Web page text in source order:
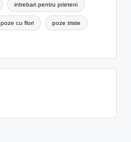
intrebari pentru prieteni
poze cu flori poze triste